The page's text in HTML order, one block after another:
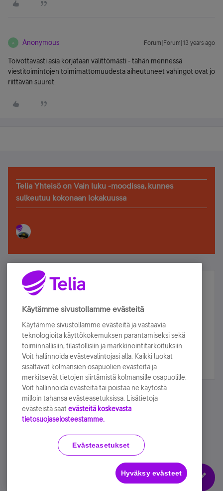
A Anonymous Forum|Forum|13 years ago
Toivottavasti asia korjataan välittömästi - tähän mennessä
viestitoimintojen toimimattomuudesta aiheutuneet vahingot ovat jo
riittävän suuret.
Telia Yhteisö on Vain luku -moodissa, kunnes
sulkeutuu kokonaan lokakuussa
Älä jää paitsi – osallistu ja voita!
Tilaa Telian uutiskirje ja olet mukana arvonnassa.
sähköpostiisi.
Tilaa nyt
Käyttöehdot Accessibility statement
Evästeasetukset
Käytämme sivustollamme evästeitä
Käytämme sivustollamme evästeitä ja vastaavia
teknologioita käyttökokemuksen parantamiseksi sekä
toiminnallisiin, tilastollisiin ja markkinointitarkoituksiin.
Voit hallinnoida evästevalintojasi alla. Kaikki luokat
sisältävät kolmansien osapuolien evästeitä ja
merkitsevät tietojen siirtämistä kolmansille osapuolille.
Voit hallinnoida evästeitä tai poistaa ne käytöstä
milloin tahansa evästeasetuksissa. Lisätietoja
evästeistä saat evästeitä koskevasta
tietosuojaselosteestamme.
Evästeasetukset
Hyväksy evästeet